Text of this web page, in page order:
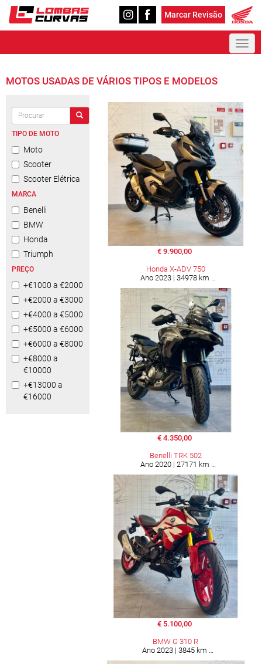
Marcar Revisão
MOTOS USADAS DE VÁRIOS TIPOS E MODELOS
TIPO DE MOTO
Moto
Scooter
Scooter Elétrica
MARCA
Benelli
BMW
Honda
Triumph
PREÇO
+€1000 a €2000
+€2000 a €3000
+€4000 a €5000
+€5000 a €6000
+€6000 a €8000
+€8000 a
€10000
+€13000 a
€16000
€ 9.900,00
Honda X-ADV 750
Ano 2023 | 34978 km
€ 4.350,00
Benelli TRK 502
Ano 2020 | 27171 km
€ 5.100,00
BMW G 310 R
Ano 2023 | 3845 km